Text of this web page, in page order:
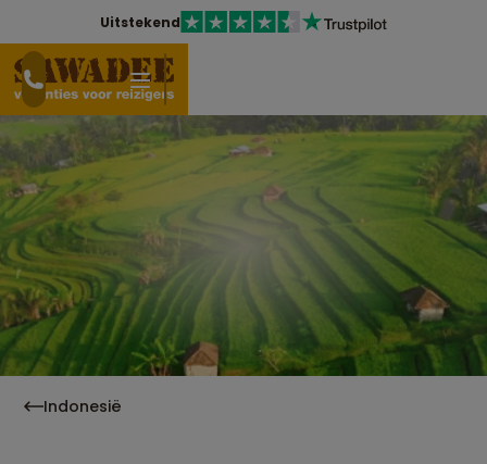
Uitstekend
Indonesië